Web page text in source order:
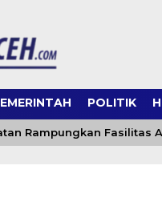
POLITIK
Rampungkan